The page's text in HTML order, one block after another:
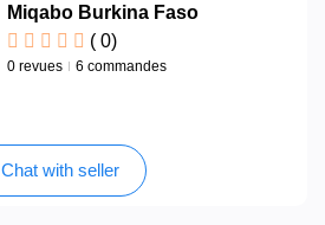
Miqabo Burkina Faso
( 0)
0 revues 6 commandes
Chat with seller